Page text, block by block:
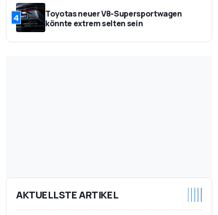
4
Toyotas neuer V8-Supersportwagen
könnte extrem selten sein
AKTUELLSTE ARTIKEL